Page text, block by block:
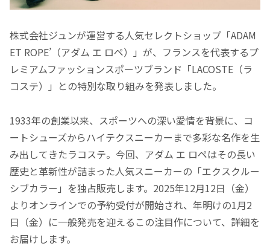
株式会社ジュンが運営する人気セレクトショップ「ADAM
ET ROPE’（アダム エ ロペ）」が、フランスを代表するプ
レミアムファッションスポーツブランド「LACOSTE（ラ
コステ）」との特別な取り組みを発表しました。
1933年の創業以来、スポーツへの深い愛情を背景に、コ
ートシューズからハイテクスニーカーまで多彩な名作を生
み出してきたラコステ。今回、アダム エ ロペはその長い
歴史と革新性が詰まった人気スニーカーの「エクスクルー
シブカラー」を独占販売します。2025年12月12日（金）
よりオンラインでの予約受付が開始され、年明けの1月2
日（金）に一般発売を迎えるこの注目作について、詳細を
お届けします。